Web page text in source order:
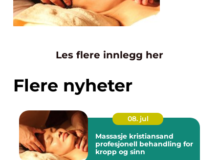
Les flere innlegg her
Flere nyheter
08. jul
Massasje kristiansand
profesjonell behandling for
kropp og sinn